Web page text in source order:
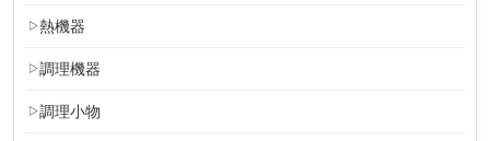
熱機器
調理機器
調理小物